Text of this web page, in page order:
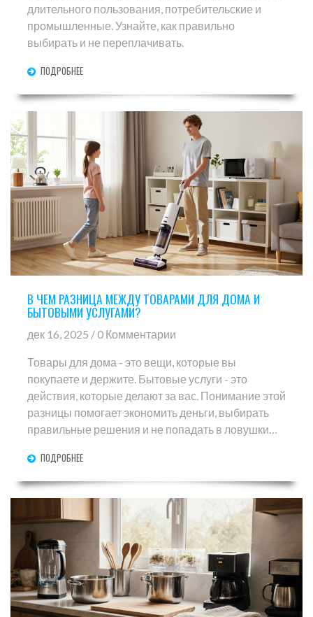
длительного пользования, потребительские и
промышленные. Узнайте, как правильно
выбирать и не переплачивать.
ПОДРОБНЕЕ
В ЧЕМ РАЗНИЦА МЕЖДУ ТОВАРАМИ ДЛЯ ДОМА И
БЫТОВЫМИ УСЛУГАМИ?
дек 16, 2025 / 0 Комментарии
Товары для дома - это вещи, которые вы
покупаете и держите. Бытовые услуги - это
действия, которые делают за вас. Понимание этой
разницы помогает экономить деньги, выбирать
правильные решения и не попадать в ловушки
ПОДРОБНЕЕ